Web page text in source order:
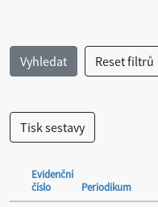
Evidenční
číslo
Periodikum